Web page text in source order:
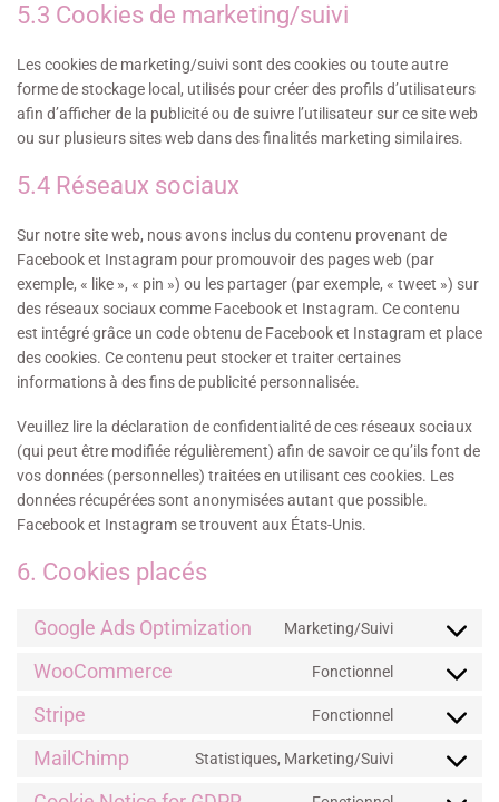
5.3 Cookies de marketing/suivi
Les cookies de marketing/suivi sont des cookies ou toute autre
forme de stockage local, utilisés pour créer des profils d’utilisateurs
afin d’afficher de la publicité ou de suivre l’utilisateur sur ce site web
ou sur plusieurs sites web dans des finalités marketing similaires.
5.4 Réseaux sociaux
Sur notre site web, nous avons inclus du contenu provenant de
Facebook et Instagram pour promouvoir des pages web (par
exemple, « like », « pin ») ou les partager (par exemple, « tweet ») sur
des réseaux sociaux comme Facebook et Instagram. Ce contenu
est intégré grâce un code obtenu de Facebook et Instagram et place
des cookies. Ce contenu peut stocker et traiter certaines
informations à des fins de publicité personnalisée.
Veuillez lire la déclaration de confidentialité de ces réseaux sociaux
(qui peut être modifiée régulièrement) afin de savoir ce qu’ils font de
vos données (personnelles) traitées en utilisant ces cookies. Les
données récupérées sont anonymisées autant que possible.
Facebook et Instagram se trouvent aux États-Unis.
6. Cookies placés
Google Ads Optimization Marketing/Suivi
WooCommerce Fonctionnel
Stripe Fonctionnel
MailChimp Statistiques, Marketing/Suivi